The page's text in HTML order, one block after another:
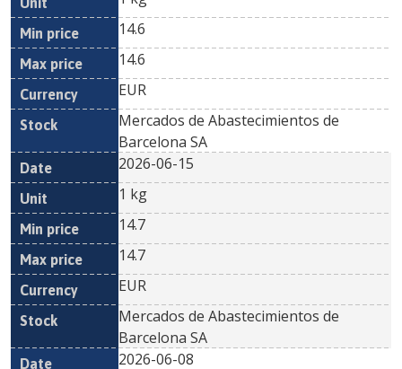
14.6
14.6
EUR
Mercados de Abastecimientos de
Barcelona SA
2026-06-15
1 kg
14.7
14.7
EUR
Mercados de Abastecimientos de
Barcelona SA
2026-06-08